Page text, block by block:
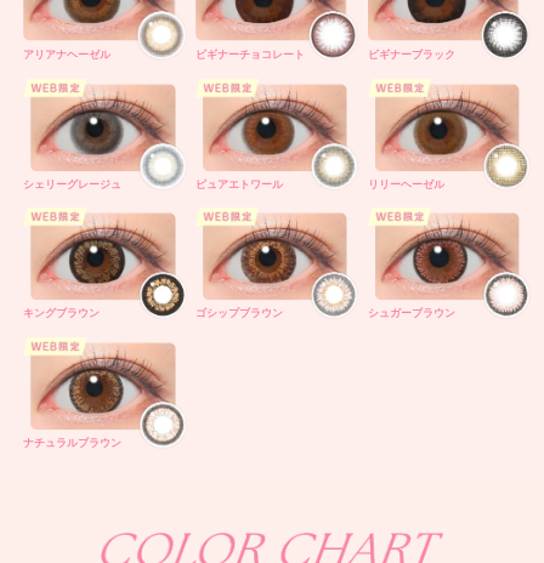
アリアナヘーゼル ビギナーチョコレート ビギナーブラック
シェリーグレージュ ピュアエトワール リリーヘーゼル
キングブラウン ゴシップブラウン シュガーブラウン
ナチュラルブラウン